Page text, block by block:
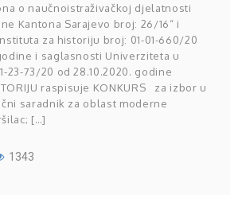
o naučnoistraživačkoj djelatnosti
Kantona Sarajevo broj: 26/16“ i
za historiju broj: 01-01-660/20
i saglasnosti Univerziteta u
23-73/20 od 28.10.2020. godine
raspisuje KONKURS za izbor u
saradnik za oblast moderne
[…]
1343